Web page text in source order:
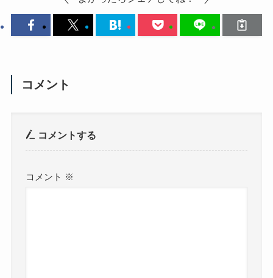
コメント
コメントする
コメント ※